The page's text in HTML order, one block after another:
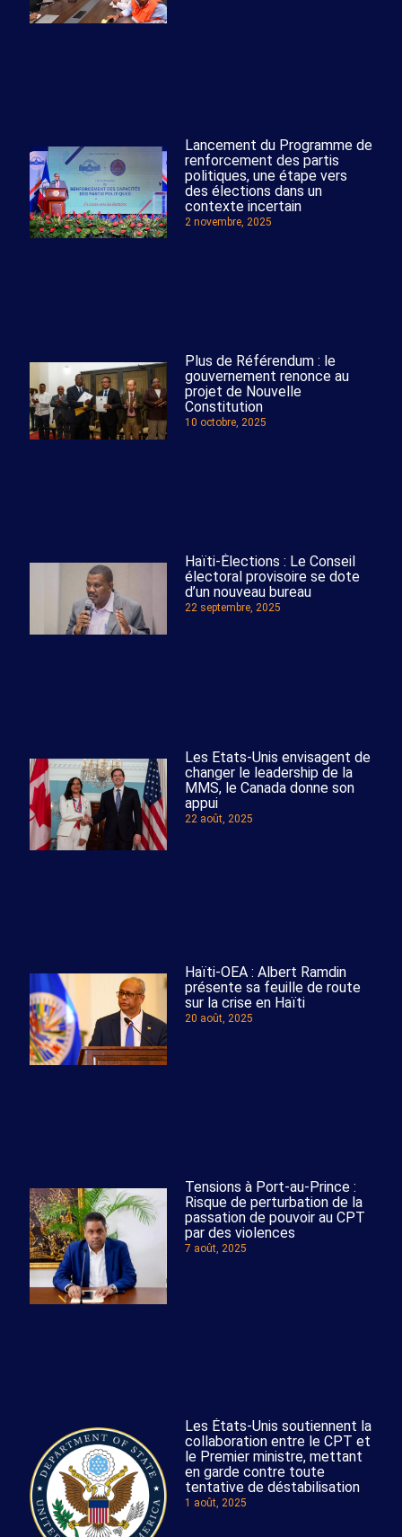
Lancement du Programme de
renforcement des partis
politiques, une étape vers
des élections dans un
contexte incertain
2 novembre, 2025
Plus de Référendum : le
gouvernement renonce au
projet de Nouvelle
Constitution
10 octobre, 2025
Haïti-Élections : Le Conseil
électoral provisoire se dote
d’un nouveau bureau
22 septembre, 2025
Les Etats-Unis envisagent de
changer le leadership de la
MMS, le Canada donne son
appui
22 août, 2025
Haïti-OEA : Albert Ramdin
présente sa feuille de route
sur la crise en Haïti
20 août, 2025
Tensions à Port-au-Prince :
Risque de perturbation de la
passation de pouvoir au CPT
par des violences
7 août, 2025
Les États-Unis soutiennent la
collaboration entre le CPT et
le Premier ministre, mettant
en garde contre toute
tentative de déstabilisation
1 août, 2025